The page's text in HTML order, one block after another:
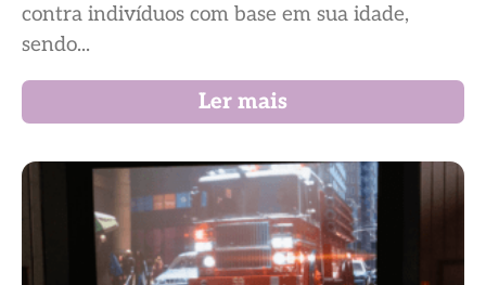
contra indivíduos com base em sua idade,
sendo...
Ler mais